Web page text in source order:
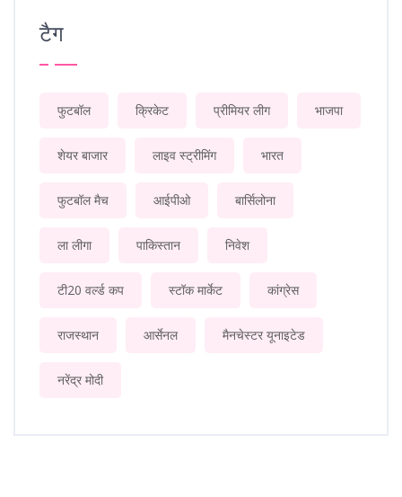
टैग
फुटबॉल क्रिकेट प्रीमियर लीग भाजपा
शेयर बाजार लाइव स्ट्रीमिंग भारत
फुटबॉल मैच आईपीओ बार्सिलोना
ला लीगा पाकिस्तान निवेश
टी20 वर्ल्ड कप स्टॉक मार्केट कांग्रेस
राजस्थान आर्सेनल मैनचेस्टर यूनाइटेड
नरेंद्र मोदी